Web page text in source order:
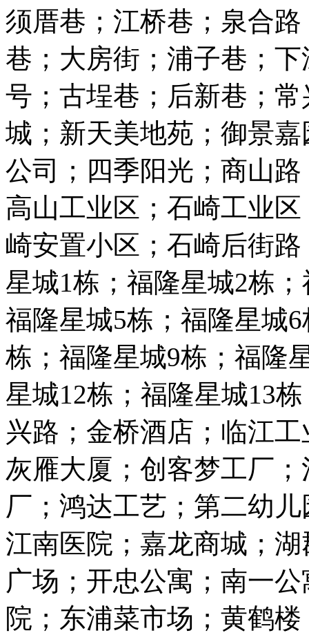
须厝巷；江桥巷；泉合
巷；大房街；浦子巷；
号；古埕巷；后新巷；
城；新天美地苑；御景
公司；四季阳光；商山
高山工业区；石崎工业
崎安置小区；石崎后街
星城1栋；福隆星城2栋
福隆星城5栋；福隆星城
栋；福隆星城9栋；福隆
星城12栋；福隆星城13
兴路；金桥酒店；临江
灰雁大厦；创客梦工厂
厂；鸿达工艺；第二幼
江南医院；嘉龙商城；
广场；开忠公寓；南一
院；东浦菜市场；黄鹤